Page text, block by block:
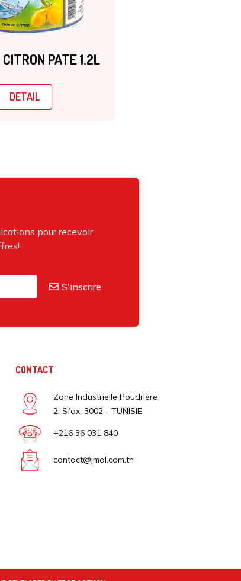
PATE 1.2L
DETAIL
pour recevoir
S'inscrire
CONTACT
Zone Industrielle Poudrière
2, Sfax, 3002 - TUNISIE
+216 36 031 840
contact@jmal.com.tn